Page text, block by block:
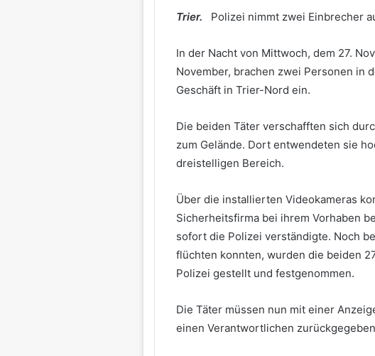
Trier. Polizei nimmt zwei Einbrecher
In der Nacht von Mittwoch, dem 27.
November, brachen zwei Personen in
Geschäft in Trier-Nord ein.
Die beiden Täter verschafften sich
zum Gelände. Dort entwendeten sie
dreistelligen Bereich.
Über die installierten Videokameras
Sicherheitsfirma bei ihrem Vorhaben
sofort die Polizei verständigte. Noch
flüchten konnten, wurden die beiden
Polizei gestellt und festgenommen.
Die Täter müssen nun mit einer
einen Verantwortlichen